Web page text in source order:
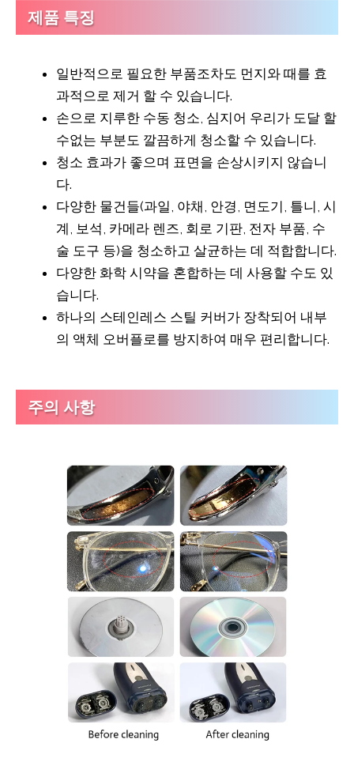
제품 특징
일반적으로 필요한 부품조차도 먼지와 때를 효
과적으로 제거 할 수 있습니다.
손으로 지루한 수동 청소, 심지어 우리가 도달 할
수없는 부분도 깔끔하게 청소할 수 있습니다.
청소 효과가 좋으며 표면을 손상시키지 않습니
다.
다양한 물건들(과일, 야채, 안경, 면도기, 틀니, 시
계, 보석, 카메라 렌즈, 회로 기판, 전자 부품, 수
술 도구 등)을 청소하고 살균하는 데 적합합니다.
다양한 화학 시약을 혼합하는 데 사용할 수도 있
습니다.
하나의 스테인레스 스틸 커버가 장착되어 내부
의 액체 오버플로를 방지하여 매우 편리합니다.
주의 사항